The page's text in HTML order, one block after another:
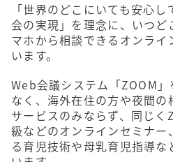
「世界のどこにいても安心
会の実現」を理念に、いつど
マホから相談できるオンライ
います。
Web会議システム「ZOOM
なく、海外在住の方や夜間
サービスのみならず、同じ
級などのオンラインセミナー
る育児技術や母乳育児指導